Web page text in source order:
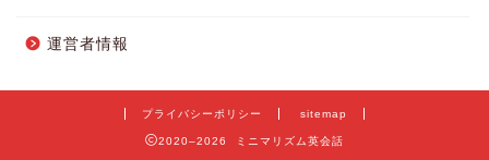
運営者情報
プライバシーポリシー sitemap
2020–2026 ミニマリズム英会話